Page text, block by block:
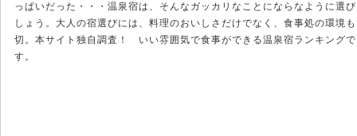
っぱいだった・・・温泉宿は、そんなガッカリなことにならなように選
しょう。大人の宿選びには、料理のおいしさだけでなく、食事処の環境
切。本サイト独自調査！ いい雰囲気で食事ができる温泉宿ランキングで
す。